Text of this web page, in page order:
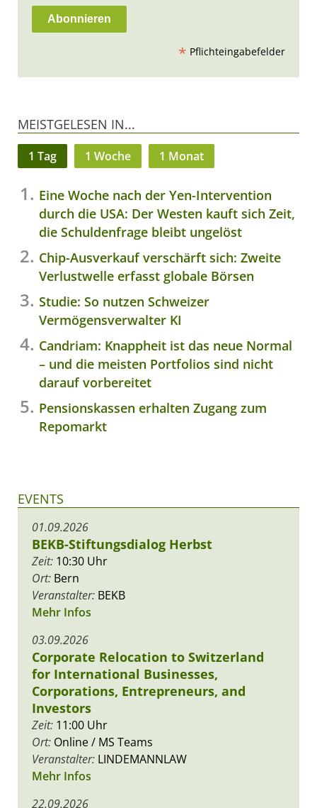
* Pflichteingabefelder
MEISTGELESEN IN...
1 Tag 1 Woche 1 Monat
Eine Woche nach der Yen-Intervention
durch die USA: Der Westen kauft sich Zeit,
die Schuldenfrage bleibt ungelöst
Chip-Ausverkauf verschärft sich: Zweite
Verlustwelle erfasst globale Börsen
Studie: So nutzen Schweizer
Vermögensverwalter KI
Candriam: Knappheit ist das neue Normal
– und die meisten Portfolios sind nicht
darauf vorbereitet
Pensionskassen erhalten Zugang zum
Repomarkt
EVENTS
01.09.2026
BEKB-Stiftungsdialog Herbst
Zeit: 10:30 Uhr
Ort: Bern
Veranstalter: BEKB
Mehr Infos
03.09.2026
Corporate Relocation to Switzerland
for International Businesses,
Corporations, Entrepreneurs, and
Investors
Zeit: 11:00 Uhr
Ort: Online / MS Teams
Veranstalter: LINDEMANNLAW
Mehr Infos
22.09.2026